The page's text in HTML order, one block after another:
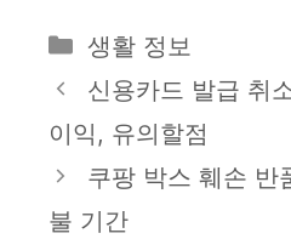
카
테
리
생활 정보
신용카드 발급 취
이익, 유의할점
쿠팡 박스 훼손 반
불 기간